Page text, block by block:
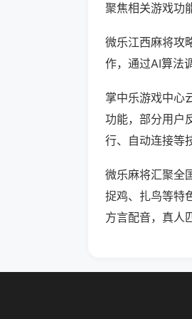
聚焦相关游戏功
微乐江西麻将攻
作，通过AI算法
掌中乐游戏中心
功能，部分用户
行、自动连接等
微乐麻将汇聚全
捉鸡、扎鸟等特
方言配音，真人